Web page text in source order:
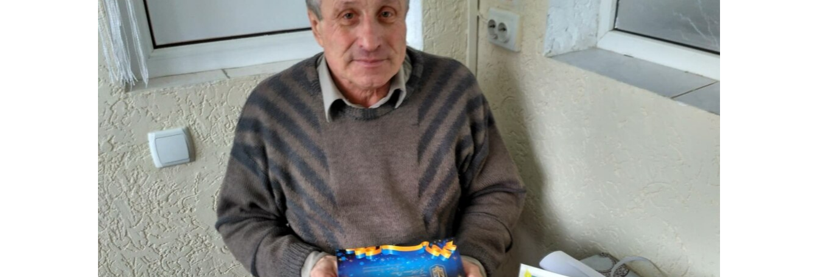
КРЫМ.НЕПОКОРЕННЫЙ
УКРАИНСКАЯ ПРОБЛЕМА КРЫМА